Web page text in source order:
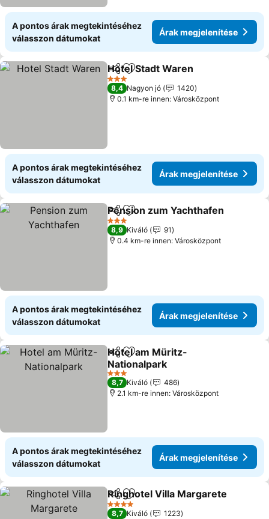
A pontos árak megtekintéséhez
válasszon dátumokat
Árak megjelenítése
Megosztás
Hozzáadás a kedvencekhez
Hotel Stadt Waren
3 Kategória
8,4 Nagyon jó
1420
0.1 km-re innen: Városközpont
A pontos árak megtekintéséhez
válasszon dátumokat
Árak megjelenítése
Megosztás
Hozzáadás a kedvencekhez
Pension zum Yachthafen
3 Kategória
8,9 Kiváló
91
0.4 km-re innen: Városközpont
A pontos árak megtekintéséhez
válasszon dátumokat
Árak megjelenítése
Megosztás
Hozzáadás a kedvencekhez
Hotel am Müritz-
Nationalpark
Árak megjelenítése
3 Kategória
8,7 Kiváló
486
2.1 km-re innen: Városközpont
A pontos árak megtekintéséhez
válasszon dátumokat
Árak megjelenítése
Megosztás
Hozzáadás a kedvencekhez
Ringhotel Villa Margarete
4 Kategória
8,7 Kiváló
1223